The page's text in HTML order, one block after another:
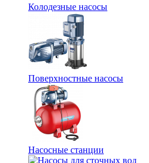
Колодезные насосы
Поверхностные насосы
Насосные станции